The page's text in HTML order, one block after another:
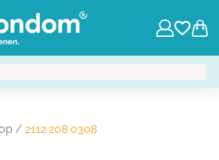
/ 2112 208 0308